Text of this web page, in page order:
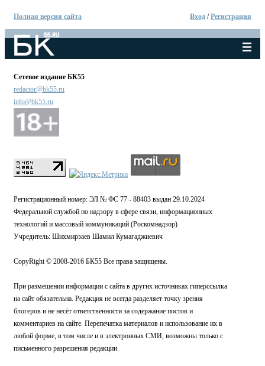
Полная версия сайта Вход /Регистрация
Сетевое издание БК55
redactor@bk55.ru
info@bk55.ru
Регистрационный номер: ЭЛ № ФС 77 - 88403 выдан 29.10.2024
Федеральной службой по надзору в сфере связи, информационных
технологий и массовый коммуникаций (Роскомнадзор)
Учредитель: Шихмирзаев Шамил Кумагаджиевич
CopyRight © 2008-2016 БК55 Все права защищены.
При размещении информации с сайта в других источниках гиперссылка
на сайт обязательна. Редакция не всегда разделяет точку зрения
блогеров и не несёт ответственности за содержание постов и
комментариев на сайте. Перепечатка материалов и использование их в
любой форме, в том числе и в электронных СМИ, возможны только с
письменного разрешения редакции.